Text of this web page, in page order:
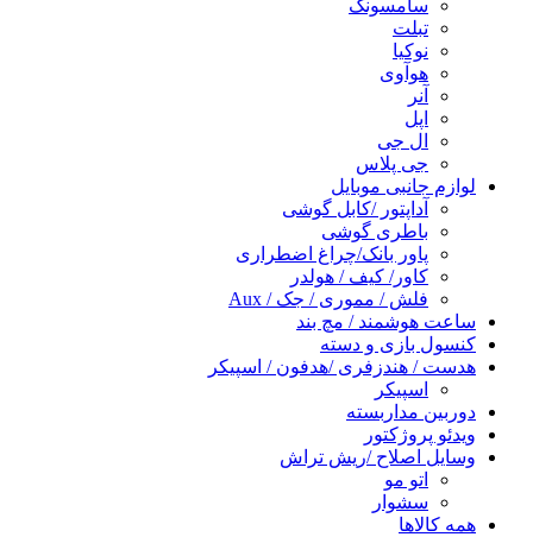
سامسونگ
تبلت
نوکیا
هوآوی
آنر
اپل
ال جی
جی پلاس
لوازم جانبی موبایل
آداپتور /کابل گوشی
باطری گوشی
پاور بانک/چراغ اضطراری
کاور/ کیف / هولدر
فلش / مموری / جک / Aux
ساعت هوشمند / مچ بند
کنسول بازی و دسته
هدست / هندزفری /هدفون / اسپیکر
اسپیکر
دوربین مداربسته
ویدئو پروژکتور
وسایل اصلاح /ریش تراش
اتو مو
سشوار
همه کالاها